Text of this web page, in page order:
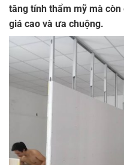
tăng tính thẩm mỹ mà
giá cao và ưa chuộng.